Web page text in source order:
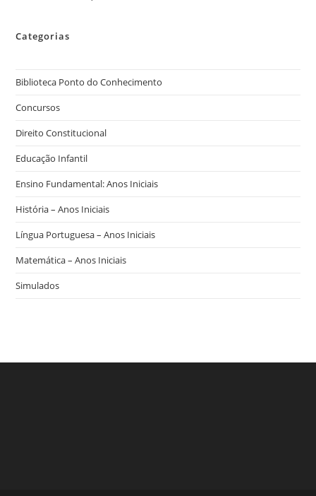
Categorias
Biblioteca Ponto do Conhecimento
Concursos
Direito Constitucional
Educação Infantil
Ensino Fundamental: Anos Iniciais
História – Anos Iniciais
Língua Portuguesa – Anos Iniciais
Matemática – Anos Iniciais
Simulados